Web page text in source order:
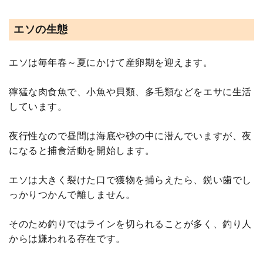
エソの生態
エソは毎年春～夏にかけて産卵期を迎えます。
獰猛な肉食魚で、小魚や貝類、多毛類などをエサに生活
しています。
夜行性なので昼間は海底や砂の中に潜んでいますが、夜
になると捕食活動を開始します。
エソは大きく裂けた口で獲物を捕らえたら、鋭い歯でし
っかりつかんで離しません。
そのため釣りではラインを切られることが多く、釣り人
からは嫌われる存在です。